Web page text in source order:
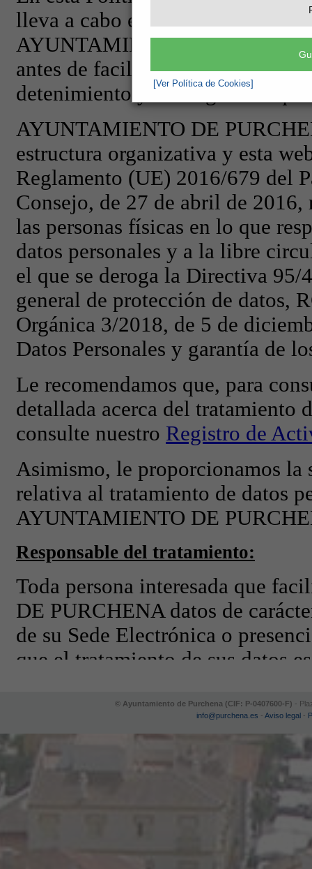
[Ver Política de Cookies]
© Ayuntamiento de Purchena (CIF: P-0407600-F) -
info@purchena.es - Aviso legal -